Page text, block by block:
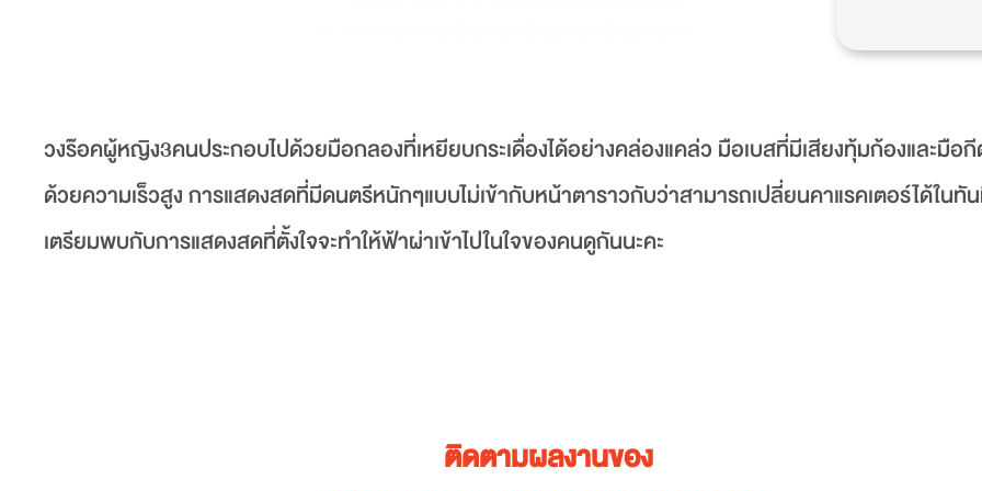
วงร๊อคผู้หญิง3คนประกอบไปด้วยมือกลองที่เหยียบกระเดื่องได้อย่างคล่องแคล่ว มือเบสที่มีเสียงทุ้มก้องและมือ
ด้วยความเร็วสูง การแสดงสดที่มีดนตรีหนักๆแบบไม่เข้ากับหน้าตาราวกับว่าสามารถเปลี่ยนคาแรคเตอร์ได้ในทั
เตรียมพบกับการแสดงสดที่ตั้งใจจะทำให้ฟ้าผ่าเข้าไปในใจของคนดูกันนะคะ
ติดตามผลงานของ